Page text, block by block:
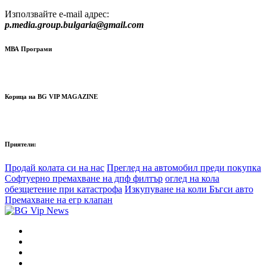
Използвайте e-mail адрес:
p.media.group.bulgaria@gmail.com
МВА Програми
Корица на BG VIP MAGAZINE
Приятели:
Продай колата си на нас Преглед на автомобил преди покупка
Софтуерно премахване на дпф филтър оглед на кола
обезщетение при катастрофа Изкупуване на коли Бъгси авто
Премахване на егр клапан